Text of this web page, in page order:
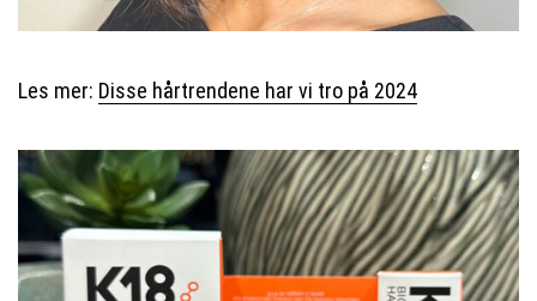
Les mer: Disse hårtrendene har vi tro på 2024